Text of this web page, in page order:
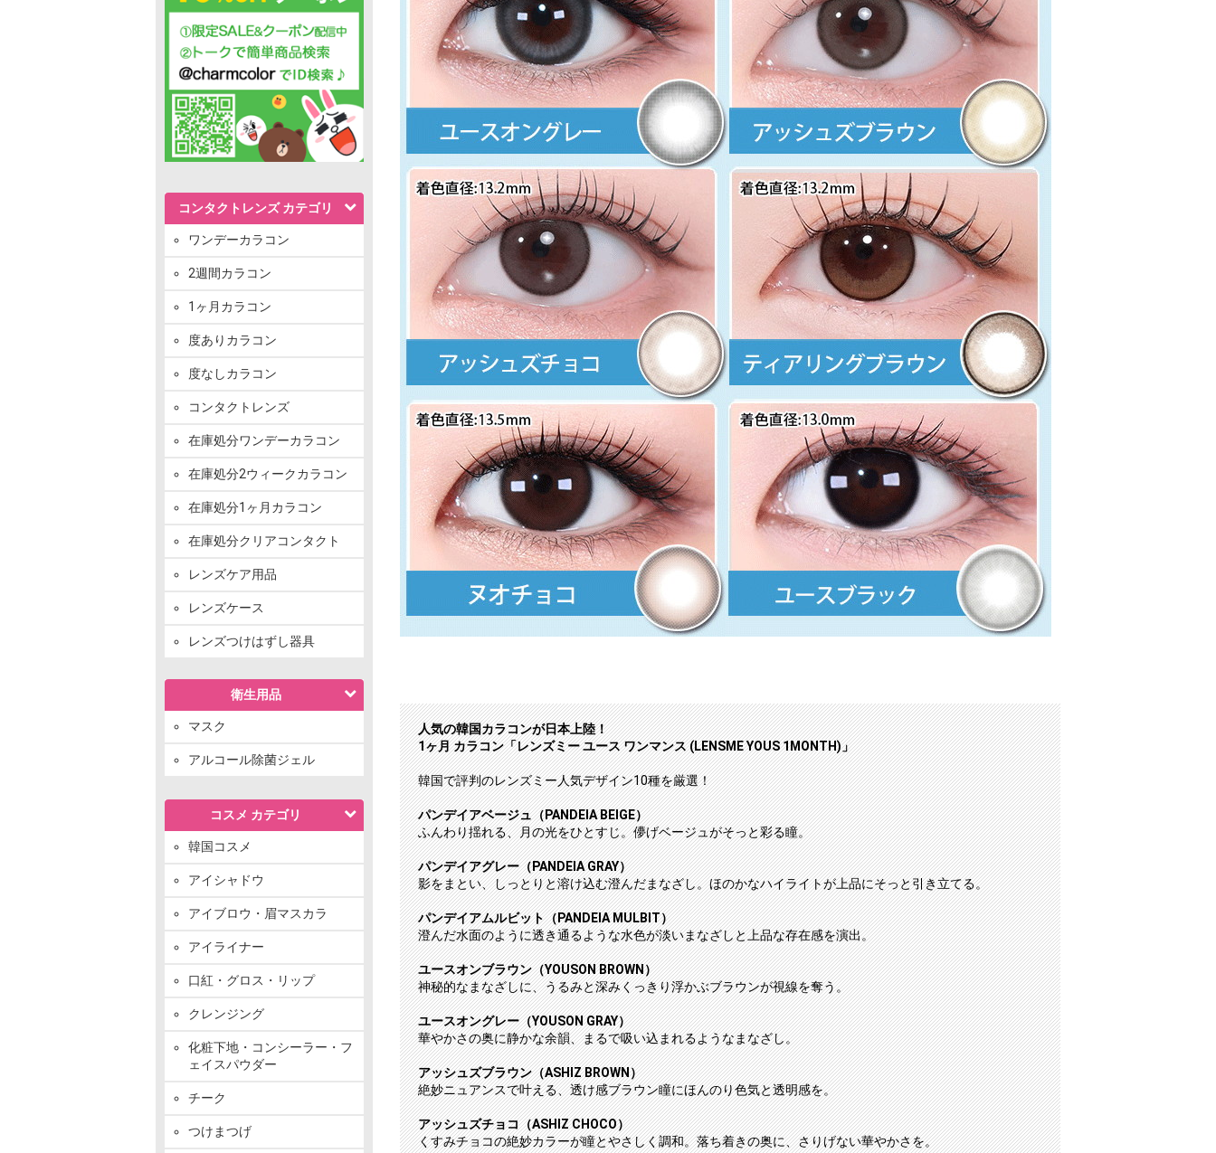
コンタクトレンズ カテゴリ
ワンデーカラコン
2週間カラコン
1ヶ月カラコン
度ありカラコン
度なしカラコン
コンタクトレンズ
在庫処分ワンデーカラコン
在庫処分2ウィークカラコン
在庫処分1ヶ月カラコン
在庫処分クリアコンタクト
レンズケア用品
レンズケース
レンズつけはずし器具
衛生用品
マスク
アルコール除菌ジェル
コスメ カテゴリ
韓国コスメ
アイシャドウ
アイブロウ・眉マスカラ
アイライナー
口紅・グロス・リップ
クレンジング
化粧下地・コンシーラー・フ
ェイスパウダー
チーク
つけまつげ
人気の韓国カラコンが日本上陸！
1ヶ月 カラコン「レンズミー ユース ワンマンス (LENSME YOUS 1MONTH)」
韓国で評判のレンズミー人気デザイン10種を厳選！
パンデイアベージュ（PANDEIA BEIGE）
ふんわり揺れる、月の光をひとすじ。儚げベージュがそっと彩る瞳。
パンデイアグレー（PANDEIA GRAY）
影をまとい、しっとりと溶け込む澄んだまなざし。ほのかなハイライトが上品にそっと引き立てる。
パンデイアムルビット（PANDEIA MULBIT）
澄んだ水面のように透き通るような水色が淡いまなざしと上品な存在感を演出。
ユースオンブラウン（YOUSON BROWN）
神秘的なまなざしに、うるみと深みくっきり浮かぶブラウンが視線を奪う。
ユースオングレー（YOUSON GRAY）
華やかさの奥に静かな余韻、まるで吸い込まれるようなまなざし。
アッシュズブラウン（ASHIZ BROWN）
絶妙ニュアンスで叶える、透け感ブラウン瞳にほんのり色気と透明感を。
アッシュズチョコ（ASHIZ CHOCO）
くすみチョコの絶妙カラーが瞳とやさしく調和。落ち着きの奥に、さりげない華やかさを。